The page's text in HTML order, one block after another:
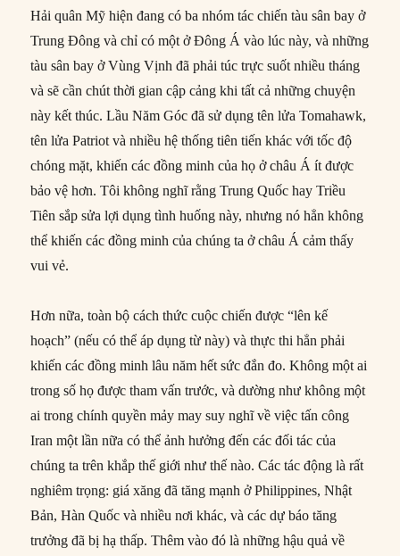
Hải quân Mỹ hiện đang có ba nhóm tác chiến tàu sân bay ở
Trung Đông và chỉ có một ở Đông Á vào lúc này, và những
tàu sân bay ở Vùng Vịnh đã phải túc trực suốt nhiều tháng
và sẽ cần chút thời gian cập cảng khi tất cả những chuyện
này kết thúc. Lầu Năm Góc đã sử dụng tên lửa Tomahawk,
tên lửa Patriot và nhiều hệ thống tiên tiến khác với tốc độ
chóng mặt, khiến các đồng minh của họ ở châu Á ít được
bảo vệ hơn. Tôi không nghĩ rằng Trung Quốc hay Triều
Tiên sắp sửa lợi dụng tình huống này, nhưng nó hẳn không
thể khiến các đồng minh của chúng ta ở châu Á cảm thấy
vui vẻ.
Hơn nữa, toàn bộ cách thức cuộc chiến được “lên kế
hoạch” (nếu có thể áp dụng từ này) và thực thi hẳn phải
khiến các đồng minh lâu năm hết sức đắn đo. Không một ai
trong số họ được tham vấn trước, và dường như không một
ai trong chính quyền mảy may suy nghĩ về việc tấn công
Iran một lần nữa có thể ảnh hưởng đến các đối tác của
chúng ta trên khắp thế giới như thế nào. Các tác động là rất
nghiêm trọng: giá xăng đã tăng mạnh ở Philippines, Nhật
Bản, Hàn Quốc và nhiều nơi khác, và các dự báo tăng
trưởng đã bị hạ thấp. Thêm vào đó là những hậu quả về